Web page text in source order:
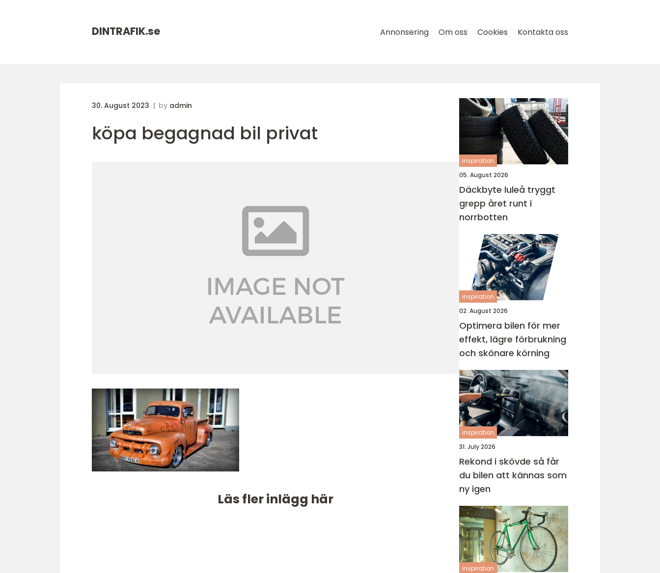
DINTRAFIK.se Annonsering Om oss Cookies Kontakta oss
30. August 2023 by admin
köpa begagnad bil privat
Läs fler inlägg här
inspiration
05. August 2026
Däckbyte luleå tryggt
grepp året runt i
norrbotten
inspiration
02. August 2026
Optimera bilen för mer
effekt, lägre förbrukning
och skönare körning
inspiration
31. July 2026
Rekond i skövde så får
du bilen att kännas som
ny igen
inspiration